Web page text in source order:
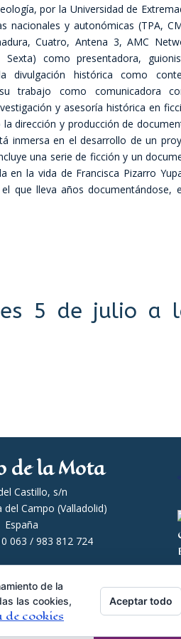
por la Universidad de
nacionales y autonómicas (TPA,
Cuatro, Antena 3, AMC
Sexta) como presentadora,
divulgación histórica como
trabajo como comunicadora
y asesoría histórica en
dirección y producción de
inmersa en el desarrollo de un
una serie de ficción y un
en la vida de Francisca Pizarro
que lleva años documentándose,
5 de julio a
de la Mota
Castillo, s/n
del Campo (Valladolid)
España
063 / 983 812 724
de la
las cookies,
de cookies
Aceptar todo